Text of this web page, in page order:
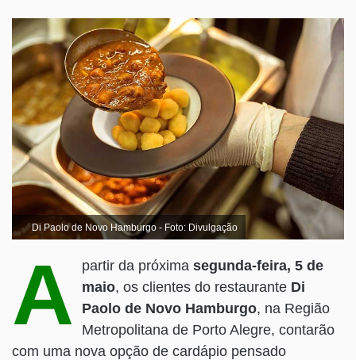
Di Paolo de Novo Hamburgo - Foto: Divulgação
A partir da próxima segunda-feira, 5 de
maio, os clientes do restaurante Di
Paolo de Novo Hamburgo, na Região
Metropolitana de Porto Alegre, contarão
com uma nova opção de cardápio pensado